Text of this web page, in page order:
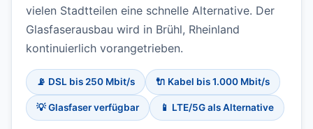
vielen Stadtteilen eine schnelle Alternative. Der
Glasfaserausbau wird in Brühl, Rheinland
kontinuierlich vorangetrieben.
📡 DSL bis 250 Mbit/s 🔌 Kabel bis 1.000 Mbit/s
💡 Glasfaser verfügbar 📱 LTE/5G als Alternative